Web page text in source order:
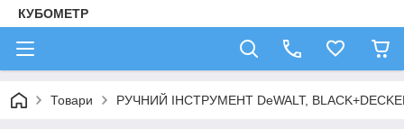
КУБОМЕТР
Товари РУЧНИЙ ІНСТРУМЕНТ DeWALT,